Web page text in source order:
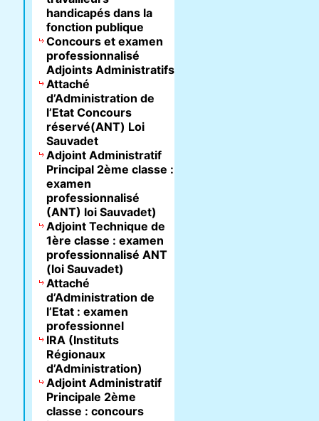
handicapés dans la
fonction publique
Concours et examen
professionnalisé
Adjoints Administratifs
Attaché
d’Administration de
l’Etat Concours
réservé(ANT) Loi
Sauvadet
Adjoint Administratif
Principal 2ème classe :
examen
professionnalisé
(ANT) loi Sauvadet)
Adjoint Technique de
1ère classe : examen
professionnalisé ANT
(loi Sauvadet)
Attaché
d’Administration de
l’Etat : examen
professionnel
IRA (Instituts
Régionaux
d’Administration)
Adjoint Administratif
Principale 2ème
classe : concours